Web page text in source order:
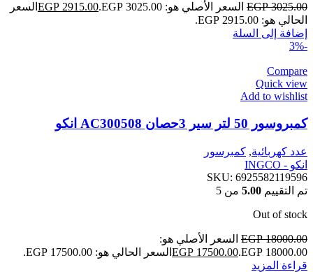
EGP3025.00 السعر الأصلي هو: EGP 3025.00. EGP 2915.00
السعر
الحالي هو: EGP 2915.00.
إضافة إلى السلة
-3%
Compare
Quick view
Add to wishlist
كمبروسور 50 لتر سير 3حصان AC300508 انكو
عدد كهربائية, كمبرسور
انكو - INGCO
SKU: 6925582119596
تم التقييم 5.00 من 5
Out of stock
EGP18000.00
السعر الأصلي هو:
EGP 18000.00.
EGP 17500.00
السعر الحالي هو: EGP 17500.00.
قراءة المزيد